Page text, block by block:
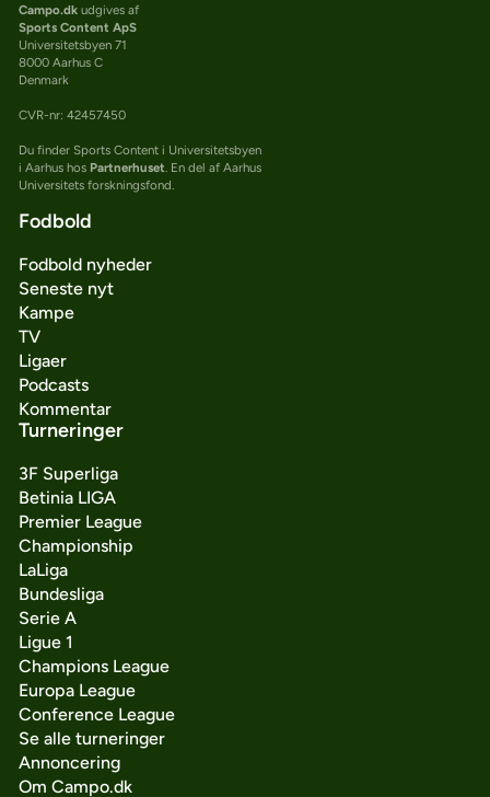
Campo.dkudgives af
Sports Content ApS
Universitetsbyen 71
8000 Aarhus C
Denmark
CVR-nr: 42457450
Du finder Sports Content i Universitetsbyen
i Aarhus hos Partnerhuset. En del af Aarhus
Universitets forskningsfond.
Fodbold
Fodbold nyheder
Seneste nyt
Kampe
TV
Ligaer
Podcasts
Kommentar
Turneringer
3F Superliga
Betinia LIGA
Premier League
Championship
LaLiga
Bundesliga
Serie A
Ligue 1
Champions League
Europa League
Conference League
Se alle turneringer
Annoncering
Om Campo.dk